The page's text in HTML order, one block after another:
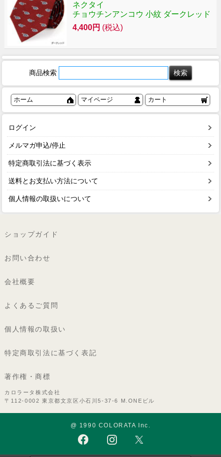
ネクタイ
チョウチンアンコウ 小紋 ダークレッド
4,400円 (税込)
商品検索
ホーム マイページ カート
ログイン
メルマガ申込/停止
特定商取引法に基づく表示
送料とお支払い方法について
個人情報の取扱いについて
ショップガイド
お問い合わせ
会社概要
よくあるご質問
個人情報の取扱い
特定商取引法に基づく表記
著作権・商標
カロラータ株式会社
〒112-0002 東京都文京区小石川5-37-6 M.ONEビル
@ 1990 COLORATA Inc.